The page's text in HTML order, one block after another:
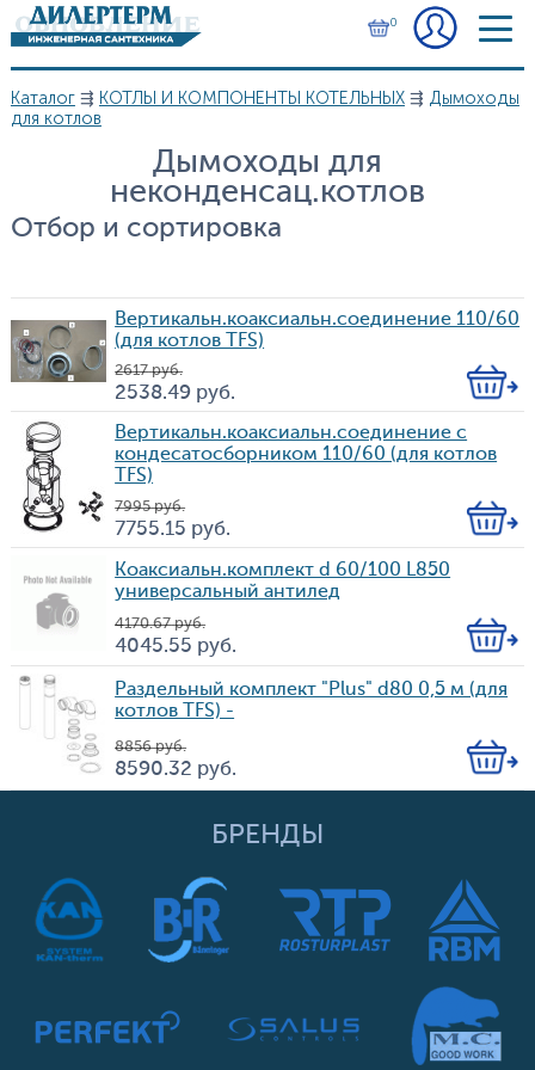
Перейти к основному содержанию
0
Вы здесь
Каталог⇶ КОТЛЫ И КОМПОНЕНТЫ КОТЕЛЬНЫХ⇶ Дымоходы
для котлов
Дымоходы для
неконденсац.котлов
Отбор и сортировка
Вертикальн.коаксиальн.соединение 110/60
(для котлов TFS)
Цена
2 617 руб.
2 538.49 руб.
Кол-
во
Вертикальн.коаксиальн.соединение с
кондесатосборником 110/60 (для котлов
TFS)
Цена
7 995 руб.
7 755.15 руб.
Кол-
во
Коаксиальн.комплект d 60/100 L850
универсальный антилед
Цена
4 170.67 руб.
4 045.55 руб.
Кол-
во
Раздельный комплект "Plus" d80 0,5 м (для
котлов TFS) -
Цена
8 856 руб.
8 590.32 руб.
Кол-
во
БРЕНДЫ